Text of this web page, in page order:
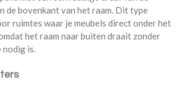
de bovenkant van het raam. Dit type
ruimtes waar je meubels direct onder het
het raam naar buiten draait zonder
nodig is.